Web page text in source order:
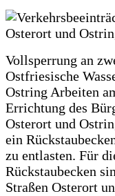
Vollsperrung an
Ostfriesische
Ostring Arbeiten
Errichtung des
Osterort und
ein
zu entlasten. Für
Rückstaubecken
Straßen Osterort